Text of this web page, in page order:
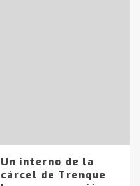
Un interno de la
cárcel de Trenque